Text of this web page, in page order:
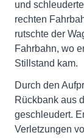
und
rechten
rutschte der
Fahrbahn, wo
Stillstand kam.
Durch den
Rückbank aus
geschleudert.
Verletzungen